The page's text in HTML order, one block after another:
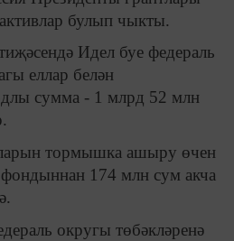
булып чыкты.
Идел буе федераль
еллар белән
сумма - 1 млрд 52 млн
тормышка ашыру өчен
174 млн сум акча
округы төбәкләренә